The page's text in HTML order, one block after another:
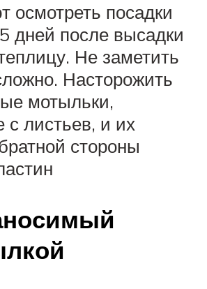
осмотреть посадки
дней после высадки
Не заметить
Насторожить
мотыльки,
листьев, и их
стороны